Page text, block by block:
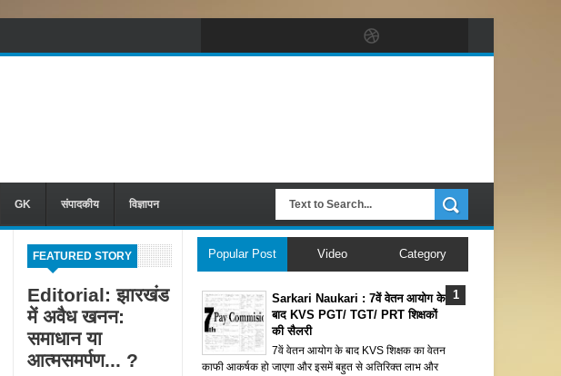
GK संपादकीय विज्ञापन
FEATURED STORY
Editorial: झारखंड
में अवैध खनन:
समाधान या
आत्मसमर्पण... ?
Popular Post Video Category
Sarkari Naukari : 7वें वेतन आयोग के
बाद KVS PGT/ TGT/ PRT शिक्षकों
की सैलरी
7वें वेतन आयोग के बाद KVS शिक्षक का वेतन
काफी आकर्षक हो जाएगा और इसमें बहुत से अतिरिक्त लाभ और